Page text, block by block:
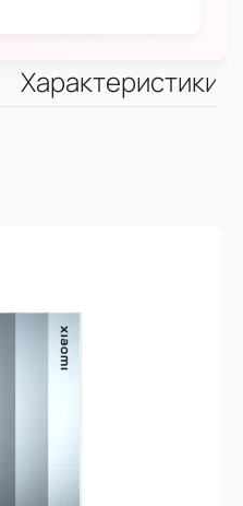
Характеристики